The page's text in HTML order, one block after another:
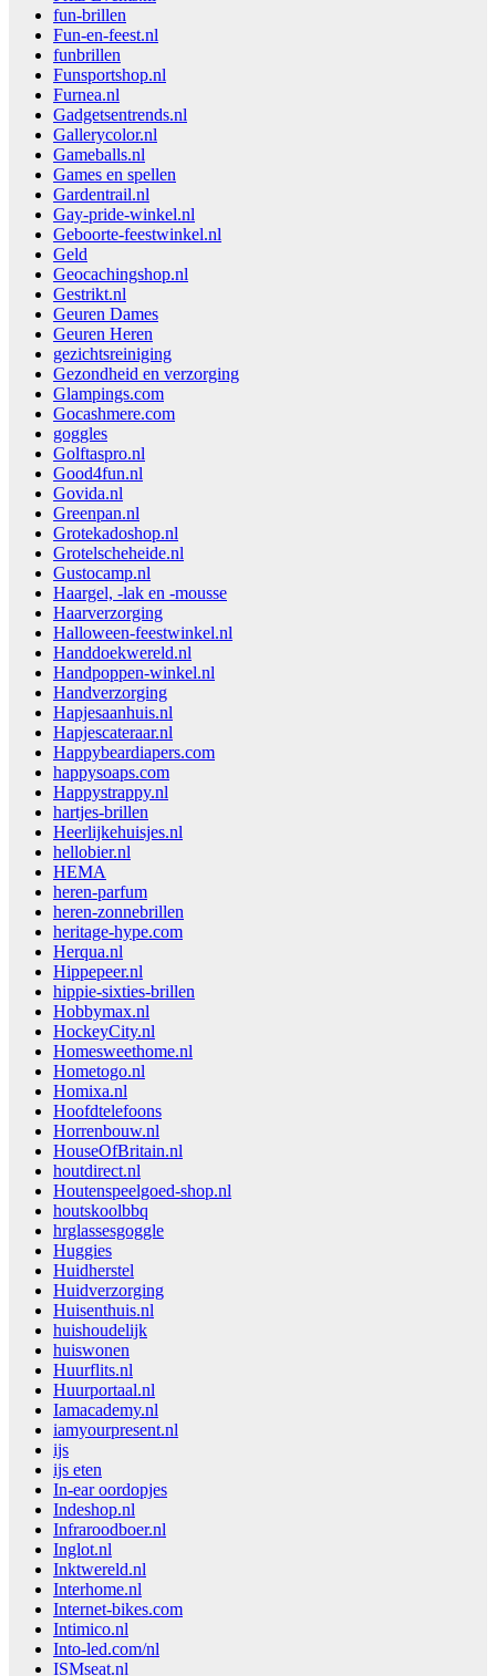
fun-brillen
Fun-en-feest.nl
funbrillen
Funsportshop.nl
Furnea.nl
Gadgetsentrends.nl
Gallerycolor.nl
Gameballs.nl
Games en spellen
Gardentrail.nl
Gay-pride-winkel.nl
Geboorte-feestwinkel.nl
Geld
Geocachingshop.nl
Gestrikt.nl
Geuren Dames
Geuren Heren
gezichtsreiniging
Gezondheid en verzorging
Glampings.com
Gocashmere.com
goggles
Golftaspro.nl
Good4fun.nl
Govida.nl
Greenpan.nl
Grotekadoshop.nl
Grotelscheheide.nl
Gustocamp.nl
Haargel, -lak en -mousse
Haarverzorging
Halloween-feestwinkel.nl
Handdoekwereld.nl
Handpoppen-winkel.nl
Handverzorging
Hapjesaanhuis.nl
Hapjescateraar.nl
Happybeardiapers.com
happysoaps.com
Happystrappy.nl
hartjes-brillen
Heerlijkehuisjes.nl
hellobier.nl
HEMA
heren-parfum
heren-zonnebrillen
heritage-hype.com
Herqua.nl
Hippepeer.nl
hippie-sixties-brillen
Hobbymax.nl
HockeyCity.nl
Homesweethome.nl
Hometogo.nl
Homixa.nl
Hoofdtelefoons
Horrenbouw.nl
HouseOfBritain.nl
houtdirect.nl
Houtenspeelgoed-shop.nl
houtskoolbbq
hrglassesgoggle
Huggies
Huidherstel
Huidverzorging
Huisenthuis.nl
huishoudelijk
huiswonen
Huurflits.nl
Huurportaal.nl
Iamacademy.nl
iamyourpresent.nl
ijs
ijs eten
In-ear oordopjes
Indeshop.nl
Infraroodboer.nl
Inglot.nl
Inktwereld.nl
Interhome.nl
Internet-bikes.com
Intimico.nl
Into-led.com/nl
ISMseat.nl